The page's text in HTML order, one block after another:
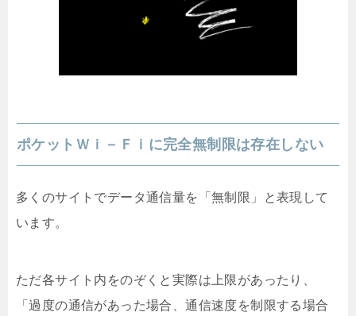
ポケットＷｉ－Ｆｉに完全無制限は存在しない
多くのサイトでデータ通信量を「無制限」と表現して
います。
ただ各サイト内をのぞくと実際は上限があったり、
「過度の通信があった場合、通信速度を制限する場合